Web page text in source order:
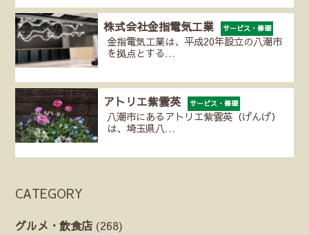
株式会社金指電気工業 サービス・修理
金指電気工業は、平成20年設立の八潮市
を拠点とする…
アトリエ紫雲英 サービス・修理
八潮市にあるアトリエ紫雲英（げんげ）
は、埼玉県八…
CATEGORY
グルメ・飲食店 (268)